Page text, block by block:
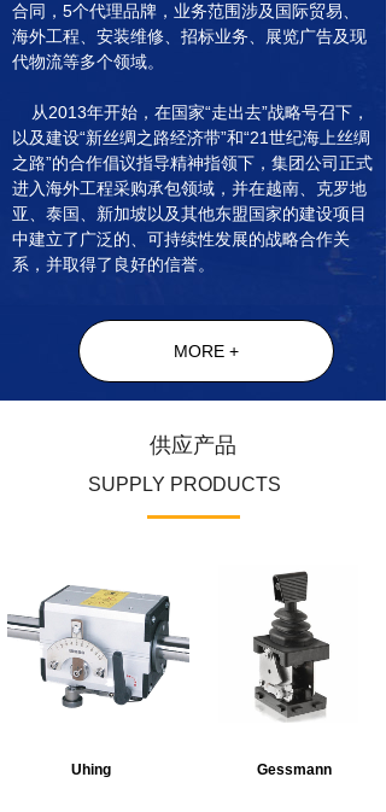
MORE +
合同，5个代理品牌，业务范围涉及国际贸易、
海外工程、安装维修、招标业务、展览广告及现
代物流等多个领域。
从2013年开始，在国家“走出去”战略号召下，
以及建设“新丝绸之路经济带”和“21世纪海上丝绸
之路”的合作倡议指导精神指领下，集团公司正式
进入海外工程采购承包领域，并在越南、克罗地
亚、泰国、新加坡以及其他东盟国家的建设项目
中建立了广泛的、可持续性发展的战略合作关
系，并取得了良好的信誉。
供应产品
SUPPLY PRODUCTS
Uhing Gessmann